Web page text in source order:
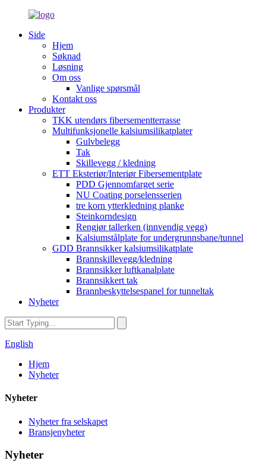
Side
Hjem
Søknad
Løsning
Om oss
Vanlige spørsmål
Kontakt oss
Produkter
TKK utendørs fibersementterrasse
Multifunksjonelle kalsiumsilikatplater
Gulvbelegg
Tak
Skillevegg / kledning
ETT Eksteriør/Interiør Fibersementplate
PDD Gjennomfarget serie
NU Coating porselensserien
tre korn ytterkledning planke
Steinkorndesign
Rengjør tallerken (innvendig vegg)
Kalsiumstålplate for undergrunnsbane/tunnel
GDD Brannsikker kalsiumsilikatplate
Brannskillevegg/kledning
Brannsikker luftkanalplate
Brannsikkert tak
Brannbeskyttelsespanel for tunneltak
Nyheter
English
Hjem
Nyheter
Nyheter
Nyheter fra selskapet
Bransjenyheter
Nyheter